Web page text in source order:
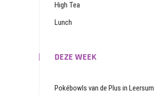
High Tea
Lunch
DEZE WEEK
Pokébowls van de Plus in Leersum